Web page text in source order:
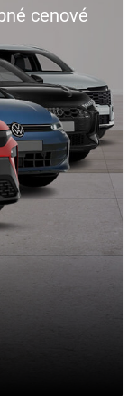
cenové